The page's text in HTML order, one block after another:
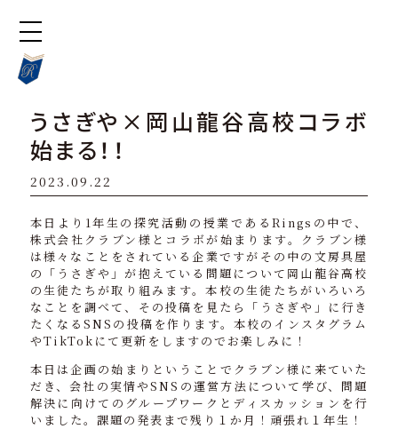
うさぎや×岡山龍谷高校コラボ
始まる！！
2023.09.22
本日より1年生の探究活動の授業であるRingsの中で、
株式会社クラブン様とコラボが始まります。クラブン様
は様々なことをされている企業ですがその中の文房具屋
の「うさぎや」が抱えている問題について岡山龍谷高校
の生徒たちが取り組みます。本校の生徒たちがいろいろ
なことを調べて、その投稿を見たら「うさぎや」に行き
たくなるSNSの投稿を作ります。本校のインスタグラム
やTikTokにて更新をしますのでお楽しみに！
本日は企画の始まりということでクラブン様に来ていた
だき、会社の実情やSNSの運営方法について学び、問題
解決に向けてのグループワークとディスカッションを行
いました。課題の発表まで残り１か月！頑張れ１年生！